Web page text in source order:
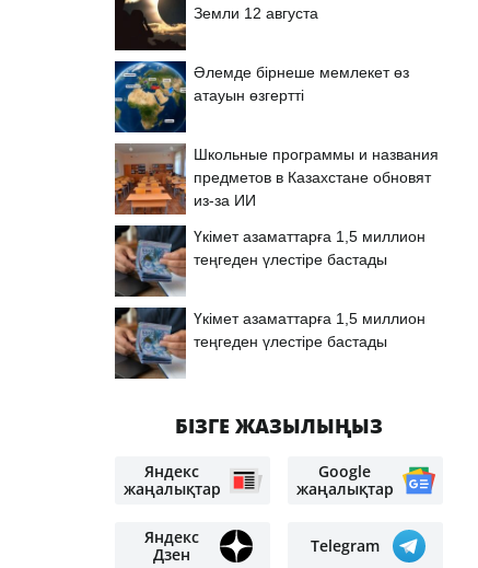
Земли 12 августа
Әлемде бірнеше мемлекет өз
атауын өзгертті
Школьные программы и названия
предметов в Казахстане обновят
из-за ИИ
Үкімет азаматтарға 1,5 миллион
теңгеден үлестіре бастады
Үкімет азаматтарға 1,5 миллион
теңгеден үлестіре бастады
БІЗГЕ ЖАЗЫЛЫҢЫЗ
Яндекс
жаңалықтар
Google
жаңалықтар
Яндекс
Дзен
Telegram